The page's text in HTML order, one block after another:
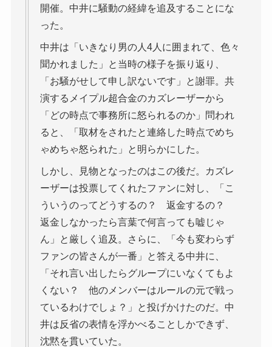
開催。中井に騒動の経緯を追及することにな
った。
中井は「いきなり男の人4人に囲まれて、色々
聞かれました」と当時の様子を振り返り、
「お騒がせして申し訳ないです」と謝罪。共
演するメイプル超合金のカズレーザーから
「どの時点で事務所に怒られるのか」問われ
ると、「取材をされたと連絡した時点でめち
ゃめちゃ怒られた」と明らかにした。
しかし、見物となったのはこの後だ。カズレ
ーザーは投票してくれたファンに対し、「こ
ういうのってどうするの？ 返金するの？
返金しなかったら言葉で何言っても嘘じゃ
ん」と厳しく追及。さらに、「今も変わらず
ファンの皆さんが一番」と答える中井に、
「それ言い出したらグループにいなくてもよ
くない？ 他のメンバーはルールの元で戦っ
ているわけでしょ？」と投げかけたのだ。中
井は反省の表情を浮かべることしかできず、
沈黙を貫いていた。